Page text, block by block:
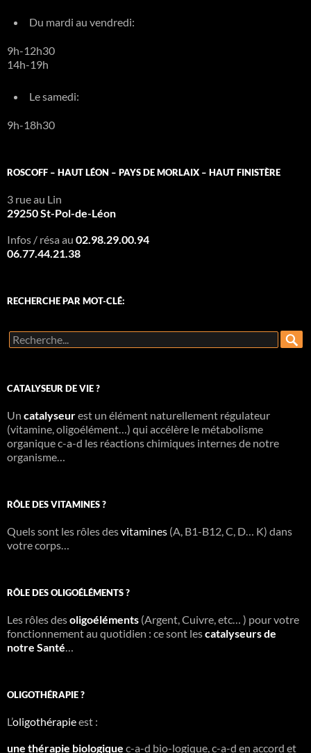
Du mardi au vendredi:
9h-12h30
14h-19h
Le samedi:
9h-18h30
ROSCOFF – HAUT LÉON – PAYS DE MORLAIX – HAUT FINISTÈRE
3 rue au Lin
29250 St-Pol-de-Léon
Infos / résa au 02.98.29.00.94
06.77.44.21.38
RECHERCHE PAR MOT-CLÉ:
e
c
r
h
e
r
:
CATALYSEUR DE VIE ?
Un catalyseurest un élément naturellement régulateur
(vitamine, oligoélément…) qui accélère le métabolisme
organique c-a-d les réactions chimiques internes de notre
organisme…
RÔLE DES VITAMINES ?
Quels sont les rôles desvitamines (A, B1-B12, C, D… K) dans
votre corps…
RÔLE DES OLIGOÉLÉMENTS ?
Les rôles desoligoéléments (Argent, Cuivre, etc… ) pour votre
fonctionnement au quotidien : ce sont lescatalyseurs de
notre Santé…
OLIGOTHÉRAPIE ?
L’oligothérapieest :
une thérapie biologique c-a-d bio-logique, c-a-d en accord et